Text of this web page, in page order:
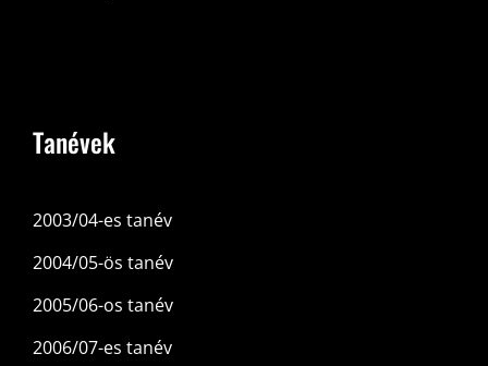
Tanévek
2003/04-es tanév
2004/05-ös tanév
2005/06-os tanév
2006/07-es tanév